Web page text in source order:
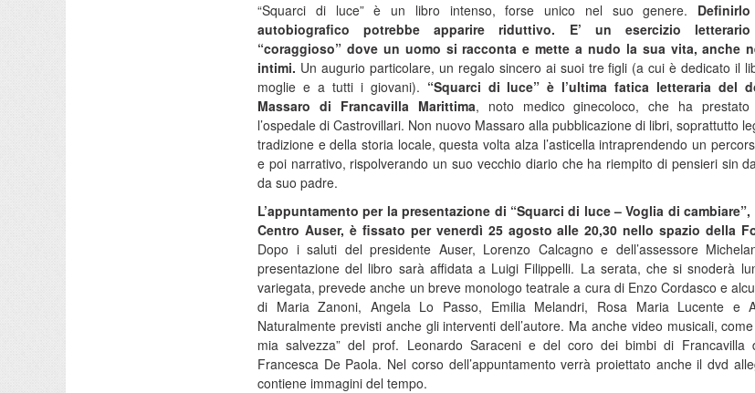
“Squarci di luce” è un libro intenso, forse unico nel suo genere. Definirlo
autobiografico potrebbe apparire riduttivo. E’ un esercizio letterario
“coraggioso” dove un uomo si racconta e mette a nudo la sua vita, anche
intimi. Un augurio particolare, un regalo sincero ai suoi tre figli (a cui è dedicato il
moglie e a tutti i giovani). “Squarci di luce” è l’ultima fatica letteraria del
Massaro di Francavilla Marittima, noto medico ginecoloco, che ha prestato
l’ospedale di Castrovillari. Non nuovo Massaro alla pubblicazione di libri, soprattutto
tradizione e della storia locale, questa volta alza l’asticella intraprendendo un
e poi narrativo, rispolverando un suo vecchio diario che ha riempito di pensieri sin
da suo padre.
L’appuntamento per la presentazione di “Squarci di luce – Voglia di
Centro Auser, è fissato per venerdì 25 agosto alle 20,30 nello spazio della
Dopo i saluti del presidente Auser, Lorenzo Calcagno e dell’assessore
presentazione del libro sarà affidata a Luigi Filippelli. La serata, che si snoderà
variegata, prevede anche un breve monologo teatrale a cura di Enzo Cordasco e
di Maria Zanoni, Angela Lo Passo, Emilia Melandri, Rosa Maria Lucente e
Naturalmente previsti anche gli interventi dell’autore. Ma anche video musicali,
mia salvezza” del prof. Leonardo Saraceni e del coro dei bimbi di Francavilla
Francesca De Paola. Nel corso dell’appuntamento verrà proiettato anche il dvd
contiene immagini del tempo.